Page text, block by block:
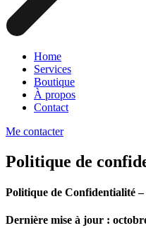
Home
Services
Boutique
À propos
Contact
Me contacter
Politique de
Politique de Confidentialité
Dernière mise à jour :